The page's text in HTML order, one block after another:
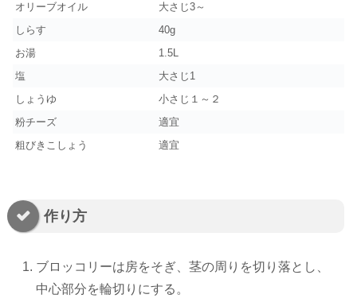
オリーブオイル
大さじ3～
しらす
40g
お湯
1.5L
塩
大さじ1
しょうゆ
小さじ１～２
粉チーズ
適宜
粗びきこしょう
適宜
作り方
ブロッコリーは房をそぎ、茎の周りを切り落とし、
中心部分を輪切りにする。